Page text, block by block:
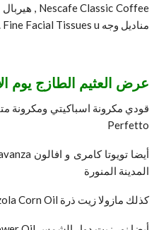
مناديل وجه Fine Facial Tissues u .
عرض العثيم الطازج يوم
قودي مكرونة اسباكيتي ومكرونة
Perfetto
المدينة المنورة
كذلك مازولا زيت ذرة Mazola Corn Oil , نخلتين زيت نباتي